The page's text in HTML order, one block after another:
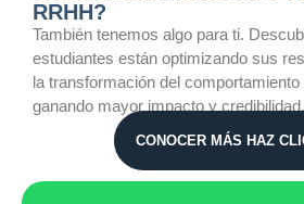
RRHH?
También tenemos algo para ti.
estudiantes están optimizando sus
la transformación del
ganando mayor impacto y credibilidad.
CONOCER MÁS HAZ